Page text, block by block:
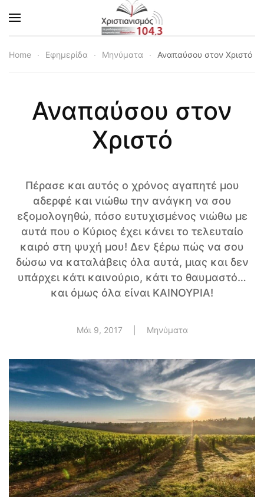
Skip to main content
Home Εφημερίδα Μηνύματα Αναπαύσου στον Χριστό
Αναπαύσου στον
Χριστό
Πέρασε και αυτός ο χρόνος αγαπητέ μου
αδερφέ και νιώθω την ανάγκη να σου
εξομολογηθώ, πόσο ευτυχισμένος νιώθω με
αυτά που ο Κύριος έχει κάνει το τελευταίο
καιρό στη ψυχή μου! Δεν ξέρω πώς να σου
δώσω να καταλάβεις όλα αυτά, μιας και δεν
υπάρχει κάτι καινούριο, κάτι το θαυμαστό…
και όμως όλα είναι ΚΑΙΝΟΥΡΙΑ!
Μάι 9, 2017 Μηνύματα